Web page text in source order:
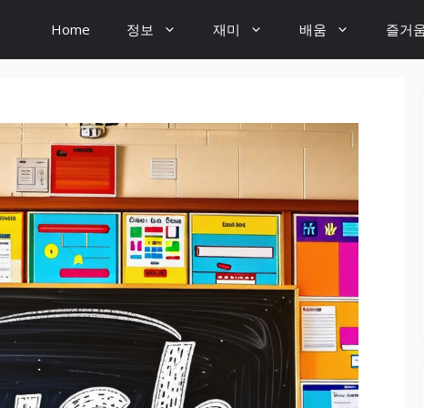
Home 정보 재미 배움 즐거